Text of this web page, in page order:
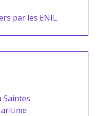
par les ENIL
Saintes